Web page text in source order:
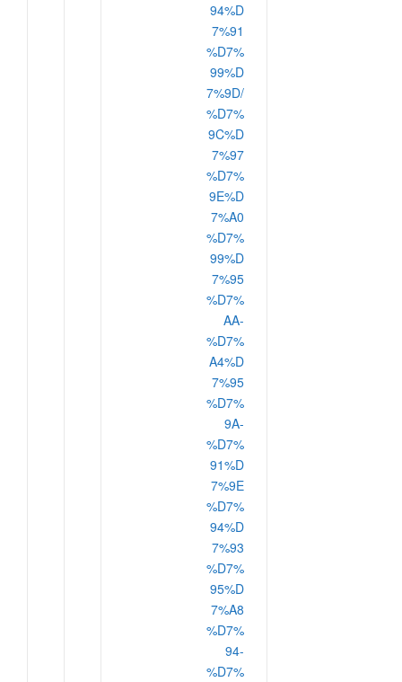
94%D
7%91
%D7%
99%D
7%9D/
%D7%
9C%D
7%97
%D7%
9E%D
7%A0
%D7%
99%D
7%95
%D7%
AA-
%D7%
A4%D
7%95
%D7%
9A-
%D7%
91%D
7%9E
%D7%
94%D
7%93
%D7%
95%D
7%A8
%D7%
94-
%D7%